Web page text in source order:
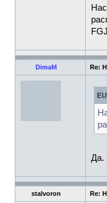
DimaM Re:
Да.
stalvoron Re: